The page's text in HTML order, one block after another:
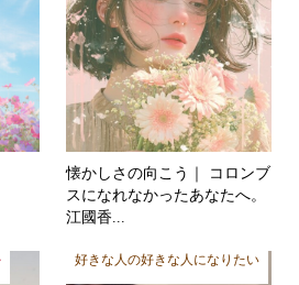
懐かしさの向こう｜ コロンブ
スになれなかったあなたへ。
江國香...
好きな人の好きな人になりたい